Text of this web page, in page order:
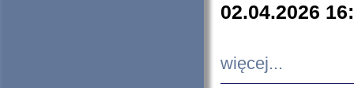
02.04.2026
więcej...